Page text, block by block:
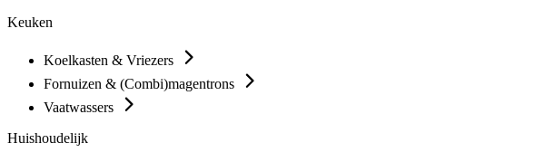
Keuken
Koelkasten & Vriezers
Fornuizen & (Combi)magentrons
Vaatwassers
Huishoudelijk